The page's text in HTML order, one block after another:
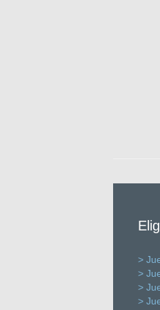
>
>
>
>